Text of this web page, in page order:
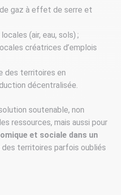
gaz à effet de serre et
(air, eau, sols) ;
créatrices d’emplois
des territoires en
décentralisée.
soutenable, non
ressources, mais aussi pour
et sociale dans un
des territoires parfois oubliés